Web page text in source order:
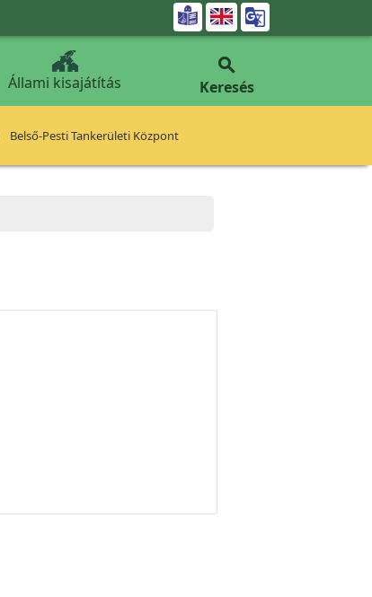

Állami kisajátítás

Keresés
Belső-Pesti Tankerületi Központ